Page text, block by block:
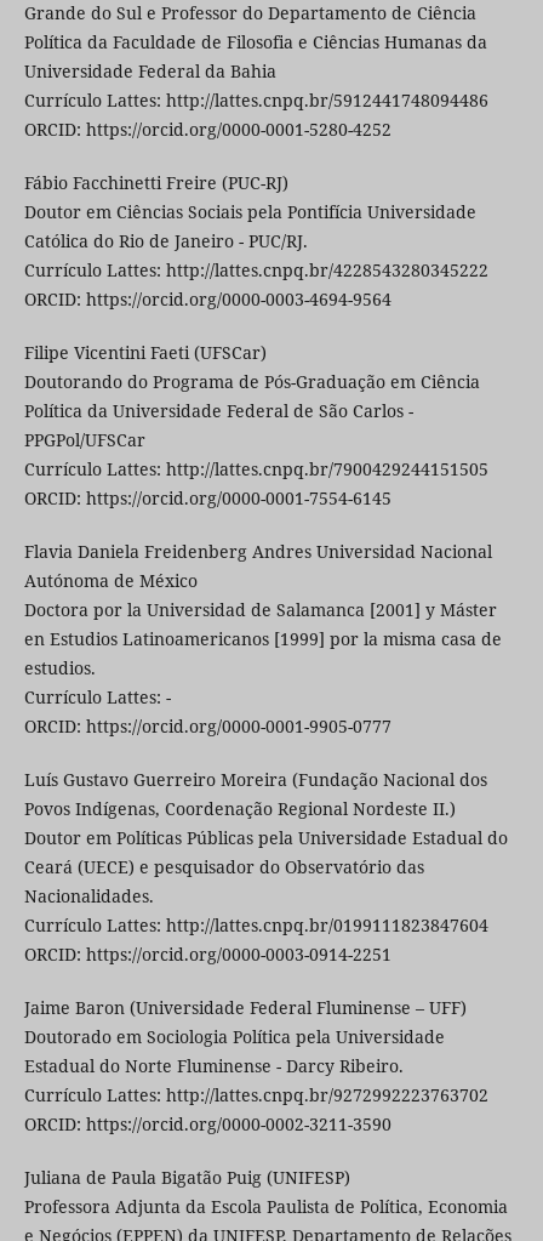
Grande do Sul e Professor do Departamento de Ciência
Política da Faculdade de Filosofia e Ciências Humanas da
Universidade Federal da Bahia
Currículo Lattes: http://lattes.cnpq.br/5912441748094486
ORCID: https://orcid.org/0000-0001-5280-4252
Fábio Facchinetti Freire (PUC-RJ)
Doutor em Ciências Sociais pela Pontifícia Universidade
Católica do Rio de Janeiro - PUC/RJ.
Currículo Lattes: http://lattes.cnpq.br/4228543280345222
ORCID: https://orcid.org/0000-0003-4694-9564
Filipe Vicentini Faeti (UFSCar)
Doutorando do Programa de Pós-Graduação em Ciência
Política da Universidade Federal de São Carlos -
PPGPol/UFSCar
Currículo Lattes: http://lattes.cnpq.br/7900429244151505
ORCID: https://orcid.org/0000-0001-7554-6145
Flavia Daniela Freidenberg Andres Universidad Nacional
Autónoma de México
Doctora por la Universidad de Salamanca [2001] y Máster
en Estudios Latinoamericanos [1999] por la misma casa de
estudios.
Currículo Lattes: -
ORCID: https://orcid.org/0000-0001-9905-0777
Luís Gustavo Guerreiro Moreira (Fundação Nacional dos
Povos Indígenas, Coordenação Regional Nordeste II.)
Doutor em Políticas Públicas pela Universidade Estadual do
Ceará (UECE) e pesquisador do Observatório das
Nacionalidades.
Currículo Lattes: http://lattes.cnpq.br/0199111823847604
ORCID: https://orcid.org/0000-0003-0914-2251
Jaime Baron (Universidade Federal Fluminense – UFF)
Doutorado em Sociologia Política pela Universidade
Estadual do Norte Fluminense - Darcy Ribeiro.
Currículo Lattes: http://lattes.cnpq.br/9272992223763702
ORCID: https://orcid.org/0000-0002-3211-3590
Juliana de Paula Bigatão Puig (UNIFESP)
Professora Adjunta da Escola Paulista de Política, Economia
e Negócios (EPPEN) da UNIFESP, Departamento de Relações